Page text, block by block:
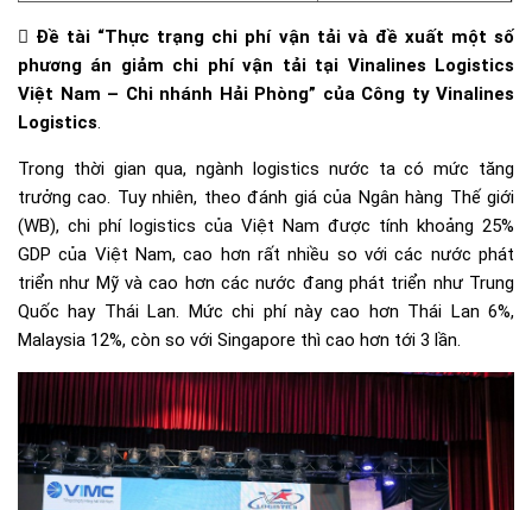
 Đề tài “Thực trạng chi phí vận tải và đề xuất một số
phương án giảm chi phí vận tải tại Vinalines Logistics
Việt Nam – Chi nhánh Hải Phòng” của Công ty Vinalines
Logistics.
Trong thời gian qua, ngành logistics nước ta có mức tăng
trưởng cao. Tuy nhiên, theo đánh giá của Ngân hàng Thế giới
(WB), chi phí logistics của Việt Nam được tính khoảng 25%
GDP của Việt Nam, cao hơn rất nhiều so với các nước phát
triển như Mỹ và cao hơn các nước đang phát triển như Trung
Quốc hay Thái Lan. Mức chi phí này cao hơn Thái Lan 6%,
Malaysia 12%, còn so với Singapore thì cao hơn tới 3 lần.